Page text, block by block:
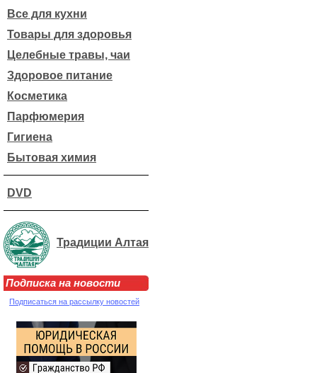
Все для кухни
Товары для здоровья
Целебные травы, чаи
Здоровое питание
Косметика
Парфюмерия
Гигиена
Бытовая химия
DVD
Традиции Алтая
Подписка на новости
Подписаться на рассылку новостей